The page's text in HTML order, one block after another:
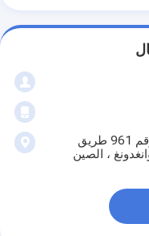
Rm13B-09 ، مبنى الأعمال Chenyue رقم 961 طريق
، الصين